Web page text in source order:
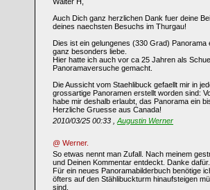
Auch Dich ganz herzlichen Dank fuer deine
deines naechsten Besuchs im Thurgau!
Dies ist ein gelungenes (330 Grad)
ganz besonders liebe.
Hier hatte ich auch vor ca 25 Jahren als
Panoramaversuche gemacht.
Die Aussicht vom Staehlibuck gefaellt mir in
grossartige Panoramen erstellt worden sind:
habe mir deshalb erlaubt, das Panorama ein
Herzliche Gruesse aus Canada!
2010/03/25 00:33 , Augustin Werner
@ Werner.
So etwas nennt man Zufall. Nach meinem
und Deinen Kommentar entdeckt. Danke dafür.
Für ein neues Panoramabilderbuch benötige
öfters auf den Stählibuckturm hinaufsteigen
sind.